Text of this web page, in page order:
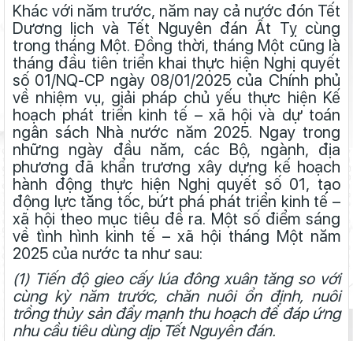
Khác với năm trước, năm nay cả nước đón Tết
Dương lịch và Tết Nguyên đán Ất Tỵ cùng
trong tháng Một. Đồng thời, tháng Một cũng là
tháng đầu tiên triển khai thực hiện Nghị quyết
số 01/NQ-CP ngày 08/01/2025 của Chính phủ
về nhiệm vụ, giải pháp chủ yếu thực hiện Kế
hoạch phát triển kinh tế – xã hội và dự toán
ngân sách Nhà nước năm 2025. Ngay trong
những ngày đầu năm, các Bộ, ngành, địa
phương đã khẩn trương xây dựng kế hoạch
hành động thực hiện Nghị quyết số 01, tạo
động lực tăng tốc, bứt phá phát triển kinh tế –
xã hội theo mục tiêu đề ra. Một số điểm sáng
về tình hình kinh tế – xã hội tháng Một năm
2025 của nước ta như sau:
(1) Tiến độ gieo cấy lúa đông xuân tăng so với
cùng kỳ năm trước, chăn nuôi ổn định, nuôi
trồng thủy sản đẩy mạnh thu hoạch để đáp ứng
nhu cầu tiêu dùng dịp Tết Nguyên đán.